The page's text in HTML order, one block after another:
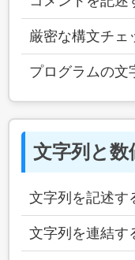
厳密な構文チェ
プログラムの文
文字列と数
文字列を記述す
文字列を連結す